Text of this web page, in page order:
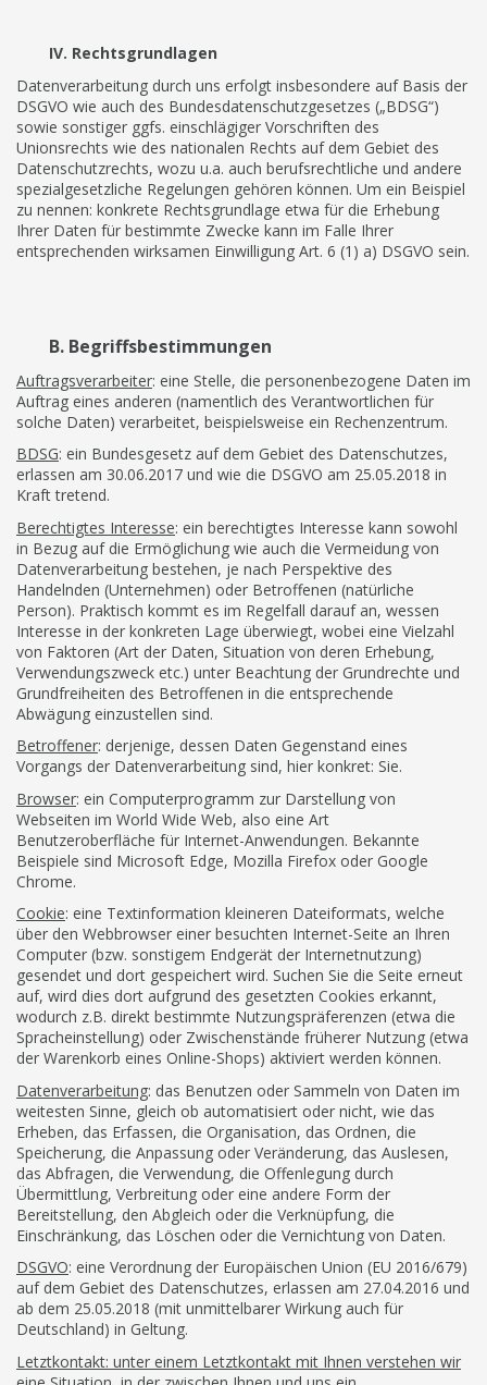
IV. Rechtsgrundlagen
Datenverarbeitung durch uns erfolgt insbesondere auf Basis der
DSGVO wie auch des Bundesdatenschutzgesetzes („BDSG“)
sowie sonstiger ggfs. einschlägiger Vorschriften des
Unionsrechts wie des nationalen Rechts auf dem Gebiet des
Datenschutzrechts, wozu u.a. auch berufsrechtliche und andere
spezialgesetzliche Regelungen gehören können. Um ein Beispiel
zu nennen: konkrete Rechtsgrundlage etwa für die Erhebung
Ihrer Daten für bestimmte Zwecke kann im Falle Ihrer
entsprechenden wirksamen Einwilligung Art. 6 (1) a) DSGVO sein.
B. Begriffsbestimmungen
Auftragsverarbeiter: eine Stelle, die personenbezogene Daten im
Auftrag eines anderen (namentlich des Verantwortlichen für
solche Daten) verarbeitet, beispielsweise ein Rechenzentrum.
BDSG: ein Bundesgesetz auf dem Gebiet des Datenschutzes,
erlassen am 30.06.2017 und wie die DSGVO am 25.05.2018 in
Kraft tretend.
Berechtigtes Interesse: ein berechtigtes Interesse kann sowohl
in Bezug auf die Ermöglichung wie auch die Vermeidung von
Datenverarbeitung bestehen, je nach Perspektive des
Handelnden (Unternehmen) oder Betroffenen (natürliche
Person). Praktisch kommt es im Regelfall darauf an, wessen
Interesse in der konkreten Lage überwiegt, wobei eine Vielzahl
von Faktoren (Art der Daten, Situation von deren Erhebung,
Verwendungszweck etc.) unter Beachtung der Grundrechte und
Grundfreiheiten des Betroffenen in die entsprechende
Abwägung einzustellen sind.
Betroffener: derjenige, dessen Daten Gegenstand eines
Vorgangs der Datenverarbeitung sind, hier konkret: Sie.
Browser: ein Computerprogramm zur Darstellung von
Webseiten im World Wide Web, also eine Art
Benutzeroberfläche für Internet-Anwendungen. Bekannte
Beispiele sind Microsoft Edge, Mozilla Firefox oder Google
Chrome.
Cookie: eine Textinformation kleineren Dateiformats, welche
über den Webbrowser einer besuchten Internet-Seite an Ihren
Computer (bzw. sonstigem Endgerät der Internetnutzung)
gesendet und dort gespeichert wird. Suchen Sie die Seite erneut
auf, wird dies dort aufgrund des gesetzten Cookies erkannt,
wodurch z.B. direkt bestimmte Nutzungspräferenzen (etwa die
Spracheinstellung) oder Zwischenstände früherer Nutzung (etwa
der Warenkorb eines Online-Shops) aktiviert werden können.
Datenverarbeitung: das Benutzen oder Sammeln von Daten im
weitesten Sinne, gleich ob automatisiert oder nicht, wie das
Erheben, das Erfassen, die Organisation, das Ordnen, die
Speicherung, die Anpassung oder Veränderung, das Auslesen,
das Abfragen, die Verwendung, die Offenlegung durch
Übermittlung, Verbreitung oder eine andere Form der
Bereitstellung, den Abgleich oder die Verknüpfung, die
Einschränkung, das Löschen oder die Vernichtung von Daten.
DSGVO: eine Verordnung der Europäischen Union (EU 2016/679)
auf dem Gebiet des Datenschutzes, erlassen am 27.04.2016 und
ab dem 25.05.2018 (mit unmittelbarer Wirkung auch für
Deutschland) in Geltung.
Letztkontakt: unter einem Letztkontakt mit Ihnen verstehen wir